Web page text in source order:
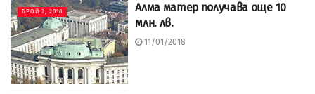
БРОЙ 2, 2018
Алма матер получава още 10
млн. лв.
11/01/2018